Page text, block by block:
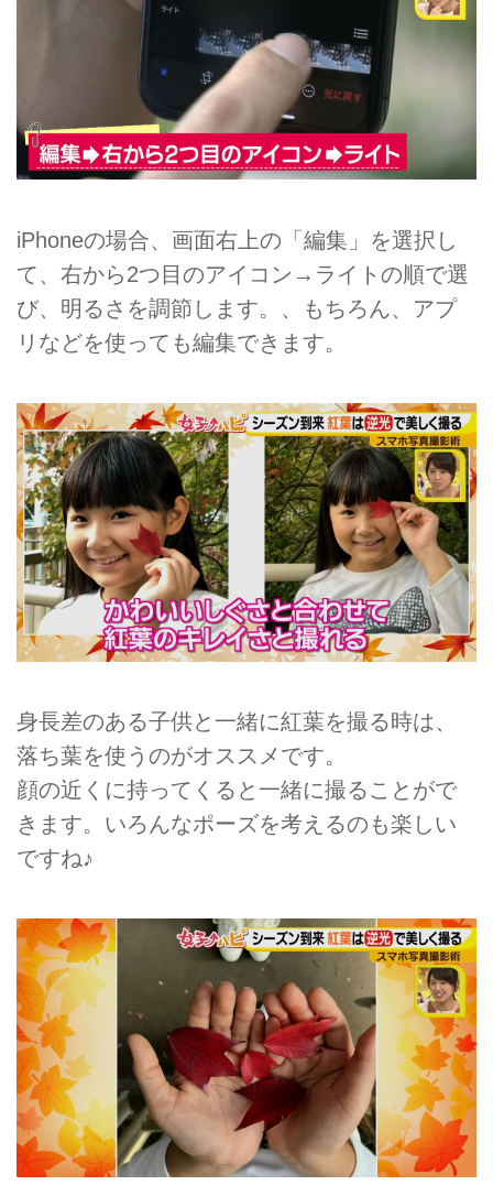
iPhoneの場合、画面右上の「編集」を選択し
て、右から2つ目のアイコン→ライトの順で選
び、明るさを調節します。、もちろん、アプ
リなどを使っても編集できます。
身長差のある子供と一緒に紅葉を撮る時は、
落ち葉を使うのがオススメです。
顔の近くに持ってくると一緒に撮ることがで
きます。いろんなポーズを考えるのも楽しい
ですね♪